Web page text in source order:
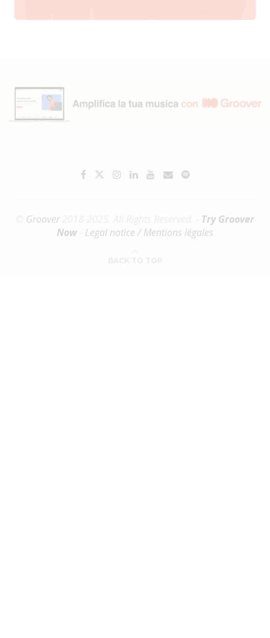
Groover2018-2025. All Rights Reserved. - Try Groover
Now
Legal notice / Mentions légales